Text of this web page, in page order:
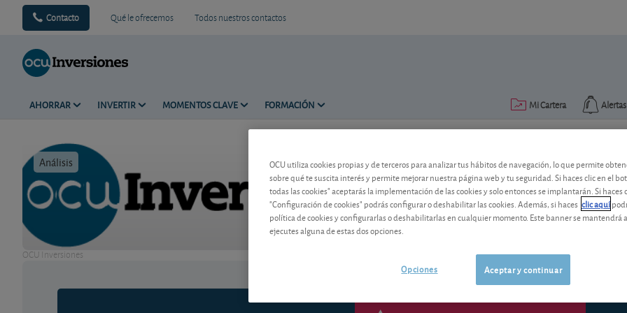
Contacto Qué le ofrecemos Todos nuestros contactos
AHORRAR INVERTIR MOMENTOS CLAVE FORMACIÓN Alertas
Mi Cartera
Análisis Tiempo de lectura: 1 min.
OCU Inversiones
Santander Brasil: la
La filial brasileña del Banco
¿Se aprovechará del potencial de
OCU utiliza cookies propias y de terceros para analizar tus hábitos de navegación, lo que permite
sobre qué te suscita interés y permite mejorar nuestra página web y tu seguridad. Si haces clic en el
todas las cookies" aceptarás la implementación de las cookies y solo entonces se implantarán. Si haces
"Configuración de cookies" podrás configurar o deshabilitar las cookies. Además, si haces clic aquí
política de cookies y configurarlas o deshabilitarlas en cualquier momento. Este banner se mantendrá
ejecutes alguna de estas dos opciones.
Aceptar y continuar
Opciones